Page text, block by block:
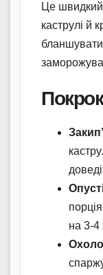
Це
каструлі й
на 3-4